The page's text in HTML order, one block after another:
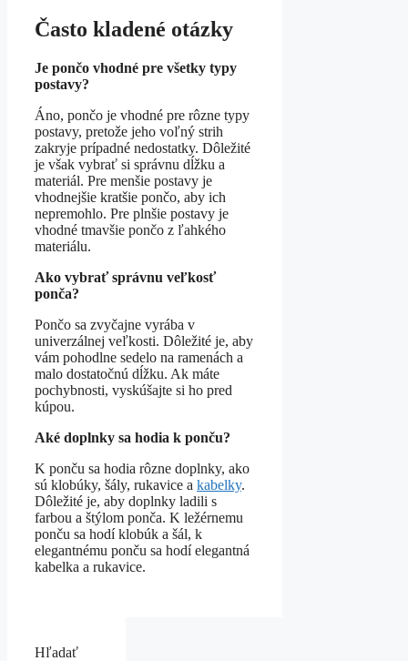
Často kladené otázky
Je pončo vhodné pre všetky typy
postavy?
Áno, pončo je vhodné pre rôzne typy
postavy, pretože jeho voľný strih
zakryje prípadné nedostatky. Dôležité
je však vybrať si správnu dĺžku a
materiál. Pre menšie postavy je
vhodnejšie kratšie pončo, aby ich
nepremohlo. Pre plnšie postavy je
vhodné tmavšie pončo z ľahkého
materiálu.
Ako vybrať správnu veľkosť
ponča?
Pončo sa zvyčajne vyrába v
univerzálnej veľkosti. Dôležité je, aby
vám pohodlne sedelo na ramenách a
malo dostatočnú dĺžku. Ak máte
pochybnosti, vyskúšajte si ho pred
kúpou.
Aké doplnky sa hodia k ponču?
K ponču sa hodia rôzne doplnky, ako
sú klobúky, šály, rukavice a kabelky.
Dôležité je, aby doplnky ladili s
farbou a štýlom ponča. K ležérnemu
ponču sa hodí klobúk a šál, k
elegantnému ponču sa hodí elegantná
kabelka a rukavice.
Hľadať